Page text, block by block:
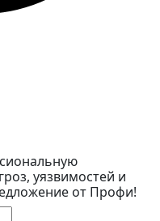
уязвимостей и
от Профи!